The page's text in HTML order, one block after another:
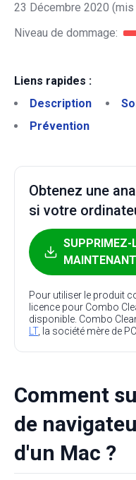
23 Décembre 2020 (mis
Niveau de dommage:
Liens rapides :
Description
Prévention
Obtenez une
si votre
SUPPRIMEZ-
Pour utiliser le produit
licence pour Combo
disponible. Combo
LT, la société mère de
Comment
de
d'un Mac ?